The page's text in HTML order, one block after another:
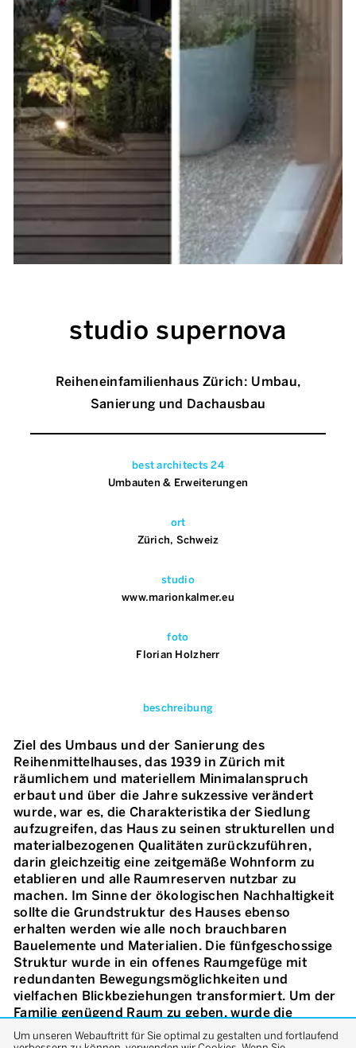
studio supernova
Reiheneinfamilienhaus Zürich: Umbau,
Sanierung und Dachausbau
best architects 24
Umbauten & Erweiterungen
ort
Zürich, Schweiz
studio
www.marionkalmer.eu
foto
Florian Holzherr
beschreibung
Ziel des Umbaus und der Sanierung des
Reihenmittelhauses, das 1939 in Zürich mit
räumlichem und materiellem Minimalanspruch
erbaut und über die Jahre sukzessive verändert
wurde, war es, die Charakteristika der Siedlung
aufzugreifen, das Haus zu seinen strukturellen und
materialbezogenen Qualitäten zurückzuführen,
darin gleichzeitig eine zeitgemäße Wohnform zu
etablieren und alle Raumreserven nutzbar zu
machen. Im Sinne der ökologischen Nachhaltigkeit
sollte die Grundstruktur des Hauses ebenso
erhalten werden wie alle noch brauchbaren
Bauelemente und Materialien. Die fünfgeschossige
Struktur wurde in ein offenes Raumgefüge mit
redundanten Bewegungsmöglichkeiten und
vielfachen Blickbeziehungen transformiert. Um der
Familie genügend Raum zu geben, wurde die
Hauptwohnebene vom Erd- in das Gartengeschoss
Um unseren Webauftritt für Sie optimal zu gestalten und fortlaufend